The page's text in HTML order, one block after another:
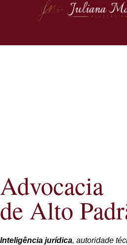
Advocacia
de Alto
Inteligência jurídica, autoridade